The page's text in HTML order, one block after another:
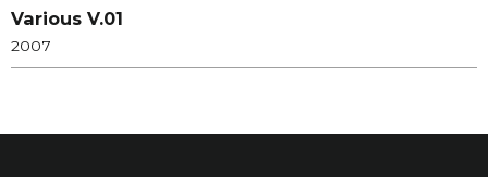
Various V.01
2007